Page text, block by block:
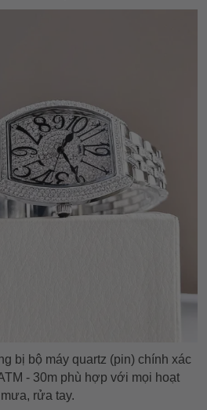
bị bộ máy quartz (pin) chính xác
- 30m phù hợp với mọi hoạt
rửa tay.